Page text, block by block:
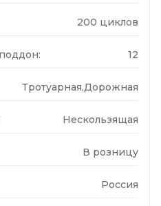
200 циклов
12
Тротуарная,Дорожная
Нескользящая
В розницу
Россия